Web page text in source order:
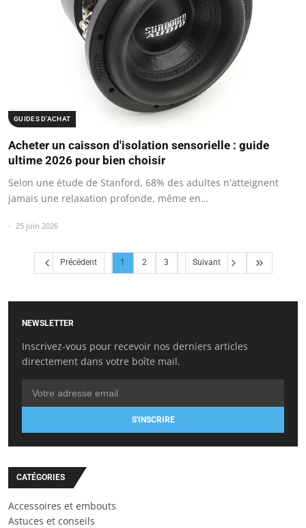
GUIDES D'ACHAT
Acheter un caisson d'isolation sensorielle : guide
ultime 2026 pour bien choisir
Selon une étude de Stanford, 68% des adultes n'atteignent
jamais une relaxation profonde, même en…
25 juin 2026
Précédent 1 2 3 Suivant
NEWSLETTER
Inscrivez-vous pour recevoir nos derniers articles
directement dans votre boîte mail.
S'INSCRIRE
CATÉGORIES
Accessoires et embouts
Astuces et conseils